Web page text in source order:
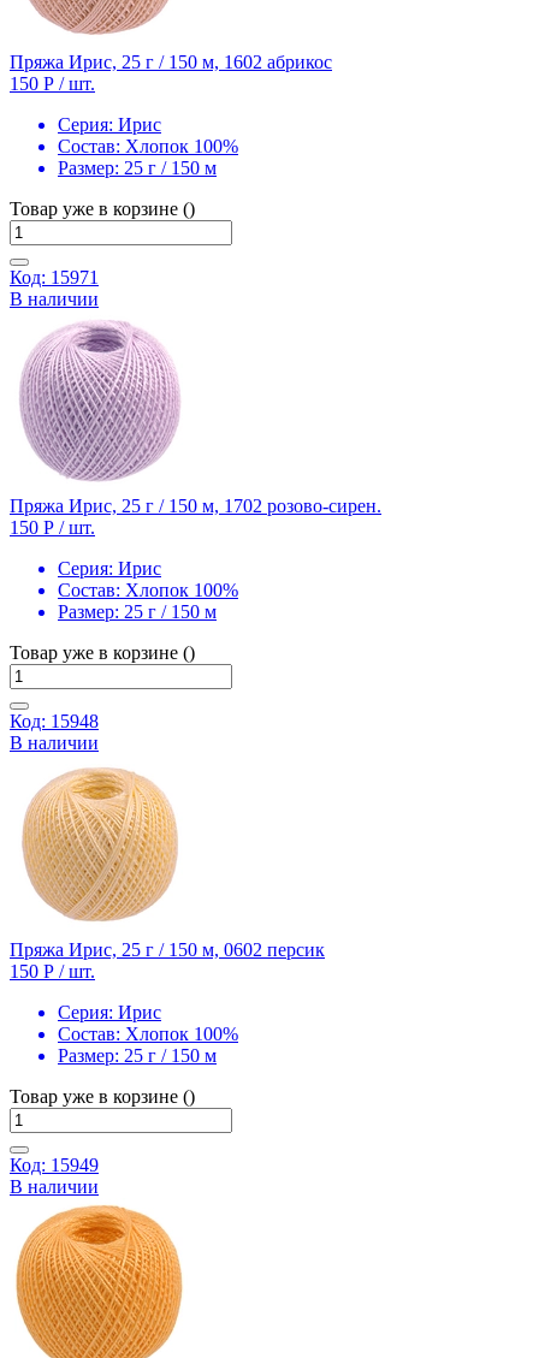
Пряжа Ирис, 25 г / 150 м, 1602 абрикос
150 Р / шт.
Серия: Ирис
Состав: Хлопок 100%
Размер: 25 г / 150 м
Товар уже в корзине ()
Код: 15971
В наличии
Пряжа Ирис, 25 г / 150 м, 1702 розово-сирен.
150 Р / шт.
Серия: Ирис
Состав: Хлопок 100%
Размер: 25 г / 150 м
Товар уже в корзине ()
Код: 15948
В наличии
Пряжа Ирис, 25 г / 150 м, 0602 персик
150 Р / шт.
Серия: Ирис
Состав: Хлопок 100%
Размер: 25 г / 150 м
Товар уже в корзине ()
Код: 15949
В наличии